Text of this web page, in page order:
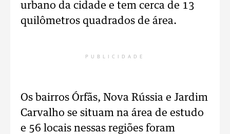
urbano da cidade e tem cerca de 13
quilômetros quadrados de área.
PUBLICIDADE
Os bairros Órfãs, Nova Rússia e Jardim
Carvalho se situam na área de estudo
e 56 locais nessas regiões foram